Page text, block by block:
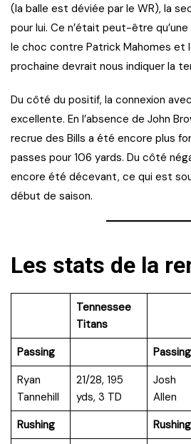
(la balle est déviée par le WR), la
pour lui. Ce n’était peut-être
le choc contre Patrick Mahomes et
prochaine devrait nous indiquer la
Du côté du positif, la connexion
excellente. En l’absence de John
recrue des Bills a été encore plus
passes pour 106 yards. Du côté
encore été décevant, ce qui est
début de saison.
Les stats de la
Tennessee
Titans
Passing
Passing
Ryan
Tannehill
21/28, 195
yds, 3 TD
Josh
Allen
Rushing
Rushing